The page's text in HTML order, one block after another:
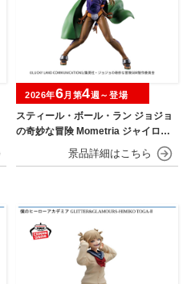
スティール・ボール・ラン ジョジョ
の奇妙な冒険 Mometria ジャイロ・
2026年6月第4週～登場